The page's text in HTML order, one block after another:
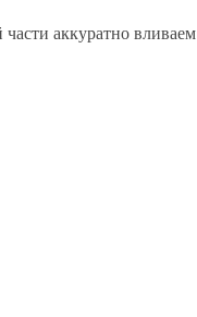
аккуратно вливаем